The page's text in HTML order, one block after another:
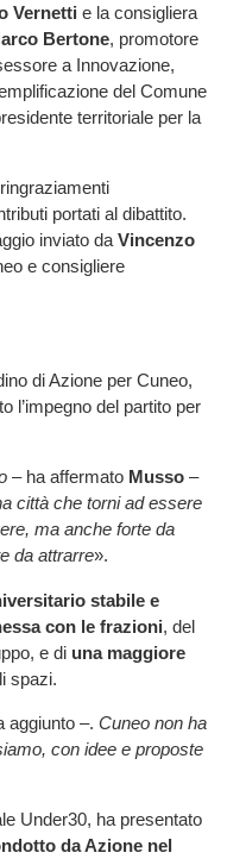
Vernetti e la consigliera
Bertone, promotore
a Innovazione,
del Comune
territoriale per la
portati al dibattito.
inviato da Vincenzo
e consigliere
di Azione per Cuneo,
l’impegno del partito per
– ha affermato Musso –
città che torni ad essere
ma anche forte da
da attrarre».
stabile e
con le frazioni, del
e di una maggiore
spazi.
aggiunto –. Cuneo non ha
con idee e proposte
Under30, ha presentato
da Azione nel